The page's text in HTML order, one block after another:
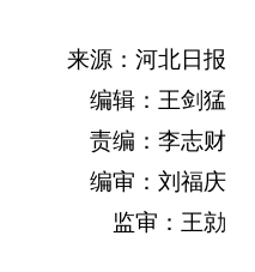
来源：河北日报
编辑：王剑猛
责编：李志财
编审：刘福庆
监审：王勍